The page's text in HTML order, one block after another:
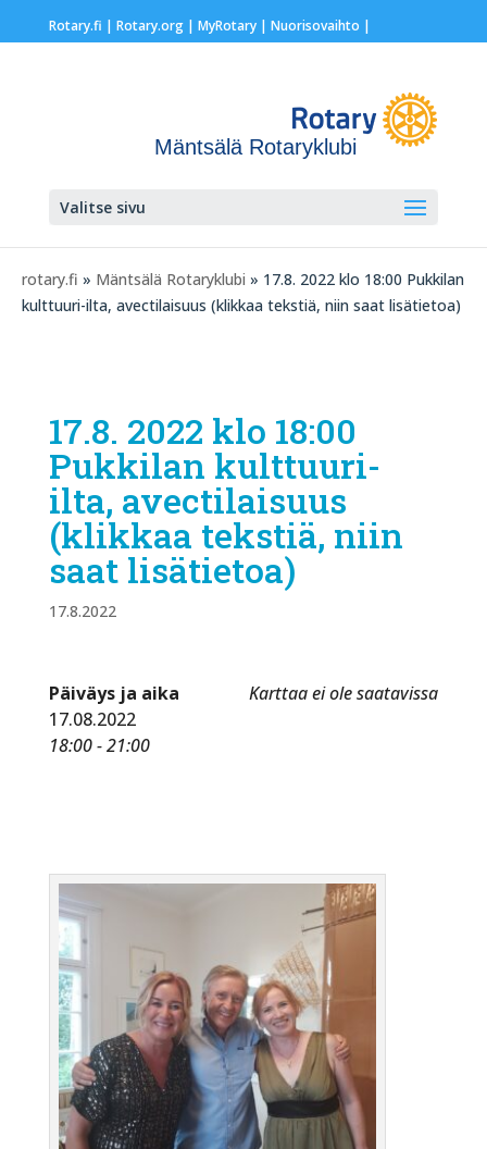
Rotary.fi | Rotary.org| MyRotary | Nuorisovaihto |
Mäntsälä Rotaryklubi
Valitse sivu
rotary.fi » Mäntsälä Rotaryklubi » 17.8. 2022 klo 18:00 Pukkilan
kulttuuri-ilta, avectilaisuus (klikkaa tekstiä, niin saat lisätietoa)
17.8. 2022 klo 18:00
Pukkilan kulttuuri-
ilta, avectilaisuus
(klikkaa tekstiä, niin
saat lisätietoa)
17.8.2022
Karttaa ei ole saatavissa
Päiväys ja aika
17.08.2022
18:00 - 21:00